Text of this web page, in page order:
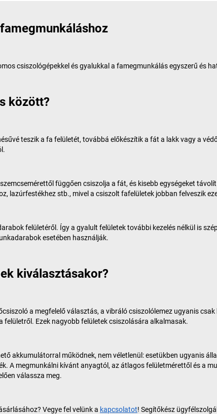
csiszológépekkel és gyalukkal a famegmunkálás egyszerű és
között?
teszik a fa felületét, továbbá előkészítik a fát a lakk vagy a
függően csiszolja a fát, és kisebb egységeket
lazúrfestékhez stb., mivel a csiszolt fafelületek jobban felveszik
felületéről. Így a gyalult felületek további kezelés nélkül is
esetében használják.
kiválasztásakor?
a megfelelő választás, a vibráló csiszolólemez ugyanis
Ezek nagyobb felületek csiszolására alkalmasak.
akkumulátorral működnek, nem véletlenül: esetükben ugyanis
A megmunkálni kívánt anyagtól, az átlagos felületmérettől és a
válassza meg.
Vegye fel velünk a kapcsolatot! Segítőkész